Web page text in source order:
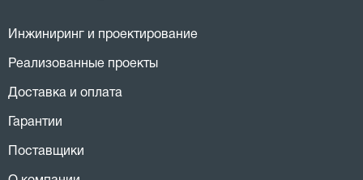
Инжиниринг и проектирование
Реализованные проекты
Доставка и оплата
Гарантии
Поставщики